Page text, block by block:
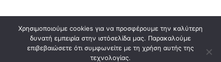
Copyright © 365Consulting 2024.
Χρησιμοποιούμε cookies για να προσφέρουμε την καλύτερη
δυνατή εμπειρία στην ιστόσελίδα μας. Παρακαλούμε
επιβεβαιώσετε ότι συμφωνείτε με τη χρήση αυτής της
τεχνολογίας.